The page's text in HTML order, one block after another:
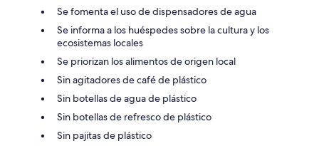
Se fomenta el uso de dispensadores de agua
Se informa a los huéspedes sobre la cultura y los
ecosistemas locales
Se priorizan los alimentos de origen local
Sin agitadores de café de plástico
Sin botellas de agua de plástico
Sin botellas de refresco de plástico
Sin pajitas de plástico